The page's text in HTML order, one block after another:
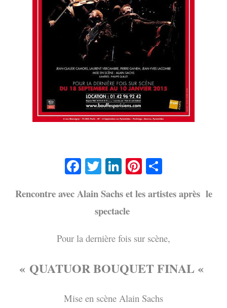
Facebook
Twitter
LinkedIn
Pinterest
Rencontre avec Alain Sachs et les artistes après le
spectacle
Pour la dernière fois sur scène,
« QUATUOR BOUQUET FINAL «
Mise en scène Alain Sachs